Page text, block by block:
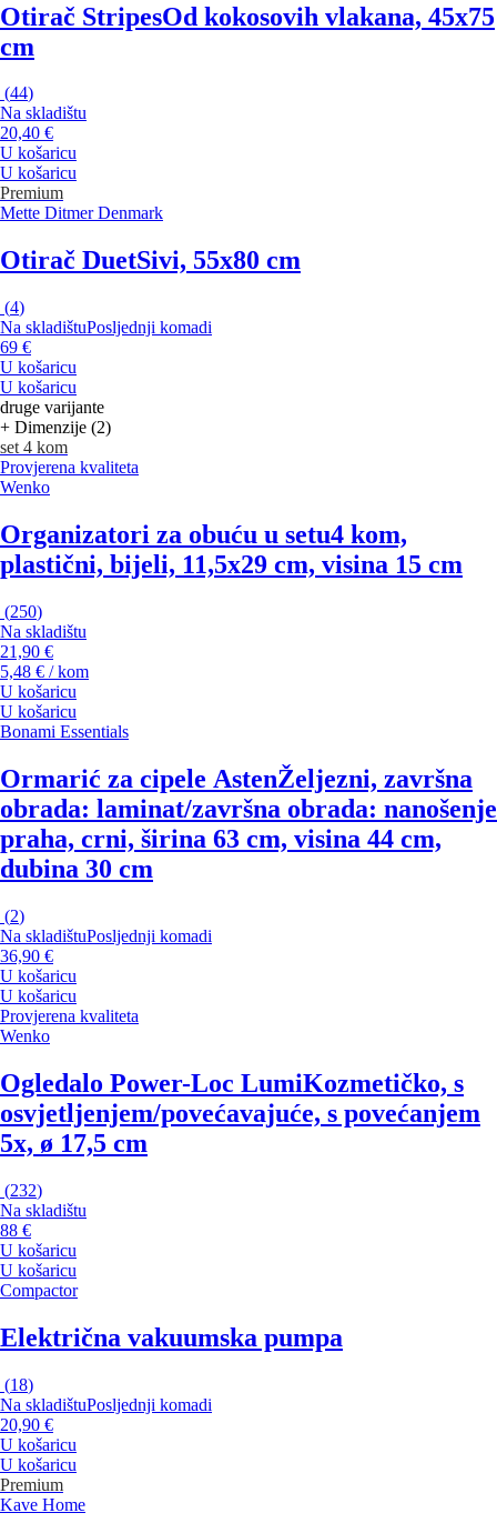
Otirač StripesOd kokosovih vlakana, 45x75
cm
(44)
Na skladištu
20,40 €
U košaricu
U košaricu
Premium
Mette Ditmer Denmark
Otirač DuetSivi, 55x80 cm
(4)
Na skladištuPosljednji komadi
69 €
U košaricu
U košaricu
druge varijante
+ Dimenzije (2)
set 4 kom
Provjerena kvaliteta
Wenko
Organizatori za obuću u setu4 kom,
plastični, bijeli, 11,5x29 cm, visina 15 cm
(250)
Na skladištu
21,90 €
5,48 € / kom
U košaricu
U košaricu
Bonami Essentials
Ormarić za cipele AstenŽeljezni, završna
obrada: laminat/završna obrada: nanošenje
praha, crni, širina 63 cm, visina 44 cm,
dubina 30 cm
(2)
Na skladištuPosljednji komadi
36,90 €
U košaricu
U košaricu
Provjerena kvaliteta
Wenko
Ogledalo Power-Loc LumiKozmetičko, s
osvjetljenjem/povećavajuće, s povećanjem
5x, ø 17,5 cm
(232)
Na skladištu
88 €
U košaricu
U košaricu
Compactor
Električna vakuumska pumpa
(18)
Na skladištuPosljednji komadi
20,90 €
U košaricu
U košaricu
Premium
Kave Home